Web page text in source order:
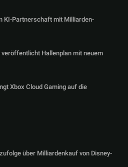
KI-Partnerschaft mit Milliarden-
Hallenplan mit neuem
Xbox Cloud Gaming auf die
über Milliardenkauf von Disney-